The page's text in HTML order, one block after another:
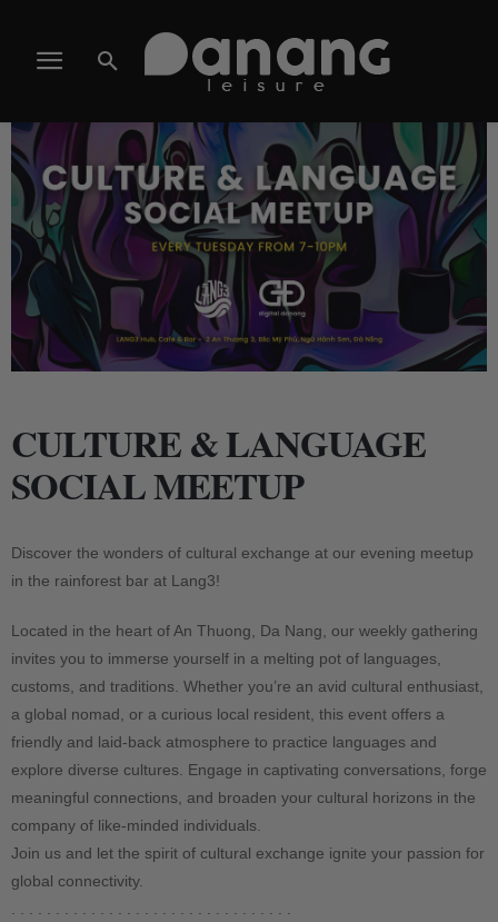
CULTURE & LANGUAGE
SOCIAL MEETUP
Discover the wonders of cultural exchange at our evening meetup
in the rainforest bar at Lang3!
Located in the heart of An Thuong, Da Nang, our weekly gathering
invites you to immerse yourself in a melting pot of languages,
customs, and traditions. Whether you’re an avid cultural enthusiast,
a global nomad, or a curious local resident, this event offers a
friendly and laid-back atmosphere to practice languages and
explore diverse cultures. Engage in captivating conversations, forge
meaningful connections, and broaden your cultural horizons in the
company of like-minded individuals.
Join us and let the spirit of cultural exchange ignite your passion for
global connectivity.